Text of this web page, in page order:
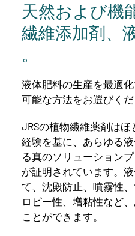
天然および機
繊維添加剤、
。
液体肥料の生産を最適
可能な方法をお選びくだ
JRSの植物繊維薬剤は
経験を基に、あらゆる
る真のソリューション
が証明されています。
て、沈殿防止、噴霧性
ロピー性、増粘性など
ことができます。